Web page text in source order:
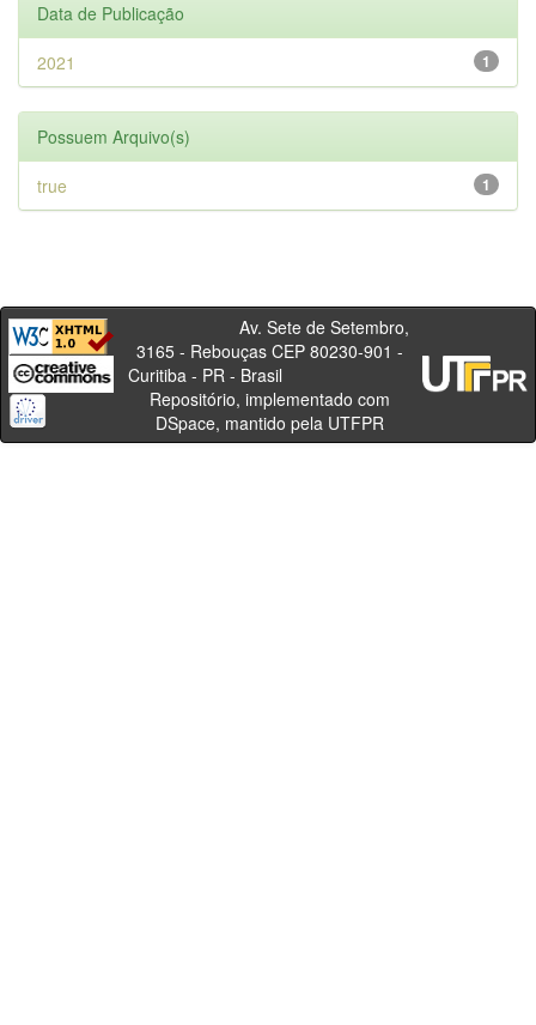
Data de Publicação
1
2021
Possuem Arquivo(s)
1
true
Av. Sete de Setembro,
3165 - Rebouças CEP 80230-901 -
Curitiba - PR - Brasil
Repositório, implementado com
DSpace, mantido pela UTFPR